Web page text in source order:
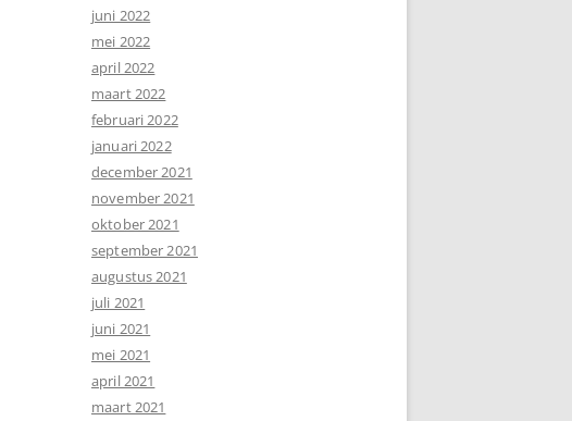
juni 2022
mei 2022
april 2022
maart 2022
februari 2022
januari 2022
december 2021
november 2021
oktober 2021
september 2021
augustus 2021
juli 2021
juni 2021
mei 2021
april 2021
maart 2021